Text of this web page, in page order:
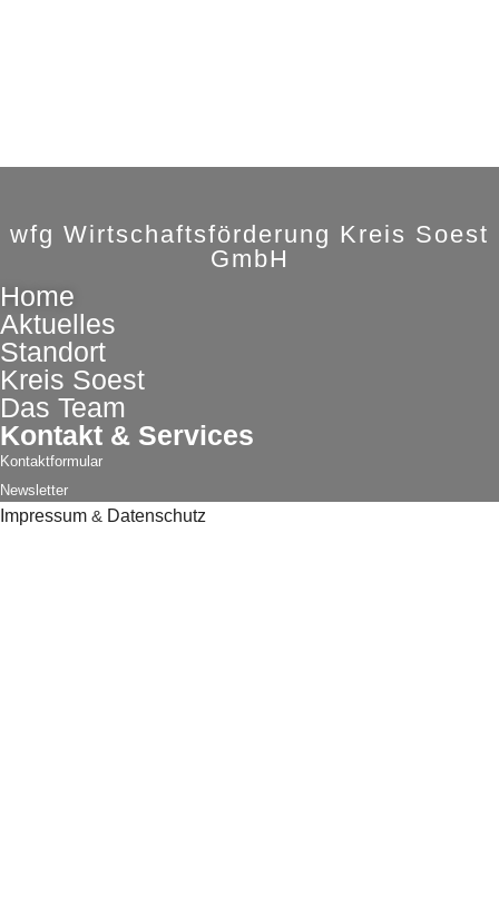
wfg Wirtschaftsförderung Kreis Soest
GmbH
Home
Aktuelles
Standort
Kreis Soest
Das Team
Kontakt & Services
Kontaktformular
Newsletter
Impressum & Datenschutz